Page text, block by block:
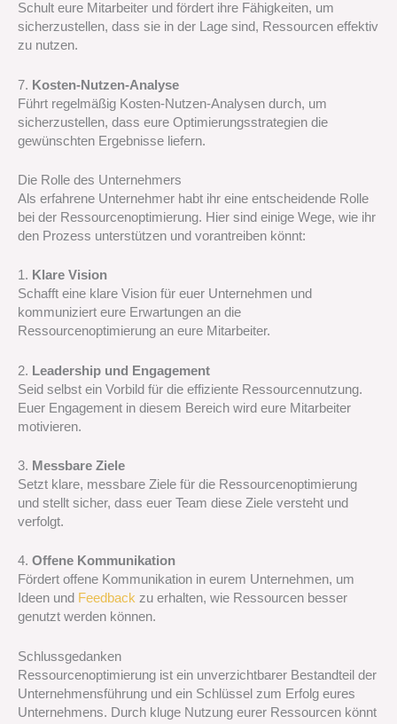
Schult eure Mitarbeiter und fördert ihre Fähigkeiten, um
sicherzustellen, dass sie in der Lage sind, Ressourcen effektiv
zu nutzen.
7. Kosten-Nutzen-Analyse
Führt regelmäßig Kosten-Nutzen-Analysen durch, um
sicherzustellen, dass eure Optimierungsstrategien die
gewünschten Ergebnisse liefern.
Die Rolle des Unternehmers
Als erfahrene Unternehmer habt ihr eine entscheidende Rolle
bei der Ressourcenoptimierung. Hier sind einige Wege, wie ihr
den Prozess unterstützen und vorantreiben könnt:
1. Klare Vision
Schafft eine klare Vision für euer Unternehmen und
kommuniziert eure Erwartungen an die
Ressourcenoptimierung an eure Mitarbeiter.
2. Leadership und Engagement
Seid selbst ein Vorbild für die effiziente Ressourcennutzung.
Euer Engagement in diesem Bereich wird eure Mitarbeiter
motivieren.
3. Messbare Ziele
Setzt klare, messbare Ziele für die Ressourcenoptimierung
und stellt sicher, dass euer Team diese Ziele versteht und
verfolgt.
4. Offene Kommunikation
Fördert offene Kommunikation in eurem Unternehmen, um
Ideen und Feedback zu erhalten, wie Ressourcen besser
genutzt werden können.
Schlussgedanken
Ressourcenoptimierung ist ein unverzichtbarer Bestandteil der
Unternehmensführung und ein Schlüssel zum Erfolg eures
Unternehmens. Durch kluge Nutzung eurer Ressourcen könnt